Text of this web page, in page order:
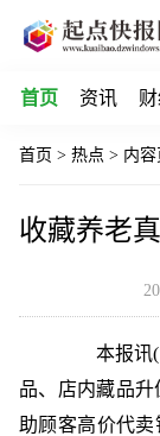
首页 资讯
首页 > 热点 > 内容
收藏养老
本报讯(
品、店内藏品
助顾客高价代